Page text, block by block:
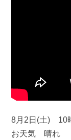
8月2日(土) 10
お天気 晴れ